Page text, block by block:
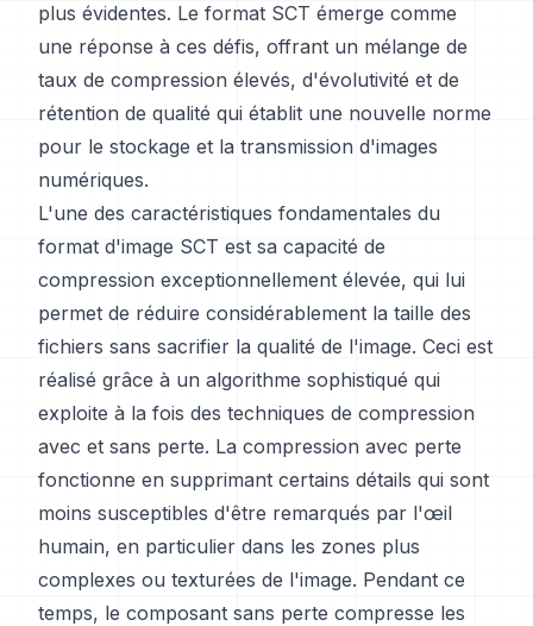
plus évidentes. Le format SCT émerge comme
une réponse à ces défis, offrant un mélange de
taux de compression élevés, d'évolutivité et de
rétention de qualité qui établit une nouvelle norme
pour le stockage et la transmission d'images
numériques.
L'une des caractéristiques fondamentales du
format d'image SCT est sa capacité de
compression exceptionnellement élevée, qui lui
permet de réduire considérablement la taille des
fichiers sans sacrifier la qualité de l'image. Ceci est
réalisé grâce à un algorithme sophistiqué qui
exploite à la fois des techniques de compression
avec et sans perte. La compression avec perte
fonctionne en supprimant certains détails qui sont
moins susceptibles d'être remarqués par l'œil
humain, en particulier dans les zones plus
complexes ou texturées de l'image. Pendant ce
temps, le composant sans perte compresse les